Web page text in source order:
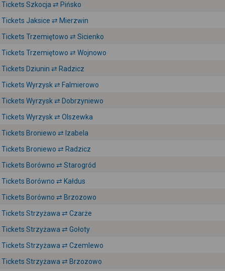
Tickets Szkocja ⇄ Pińsko
Tickets Jaksice ⇄ Mierzwin
Tickets Trzemiętowo ⇄ Sicienko
Tickets Trzemiętowo ⇄ Wojnowo
Tickets Dziunin ⇄ Radzicz
Tickets Wyrzysk ⇄ Falmierowo
Tickets Wyrzysk ⇄ Dobrzyniewo
Tickets Wyrzysk ⇄ Olszewka
Tickets Broniewo ⇄ Izabela
Tickets Broniewo ⇄ Radzicz
Tickets Borówno ⇄ Starogród
Tickets Borówno ⇄ Kałdus
Tickets Borówno ⇄ Brzozowo
Tickets Strzyżawa ⇄ Czarże
Tickets Strzyżawa ⇄ Gołoty
Tickets Strzyżawa ⇄ Czemlewo
Tickets Strzyżawa ⇄ Brzozowo